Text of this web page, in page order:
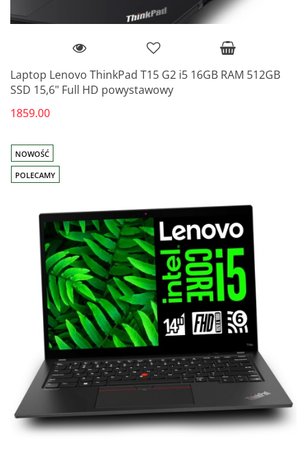
Laptop Lenovo ThinkPad T15 G2 i5 16GB RAM 512GB
SSD 15,6" Full HD powystawowy
1859.00
NOWOŚĆ
POLECAMY